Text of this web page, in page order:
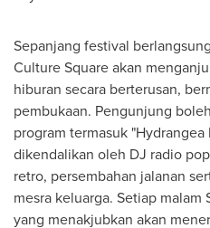
Sepanjang festival
Culture Square akan
hiburan secara berterusan,
pembukaan. Pengunjung
program termasuk
dikendalikan oleh DJ radio
retro, persembahan jalanan
mesra keluarga. Setiap
yang menakjubkan akan